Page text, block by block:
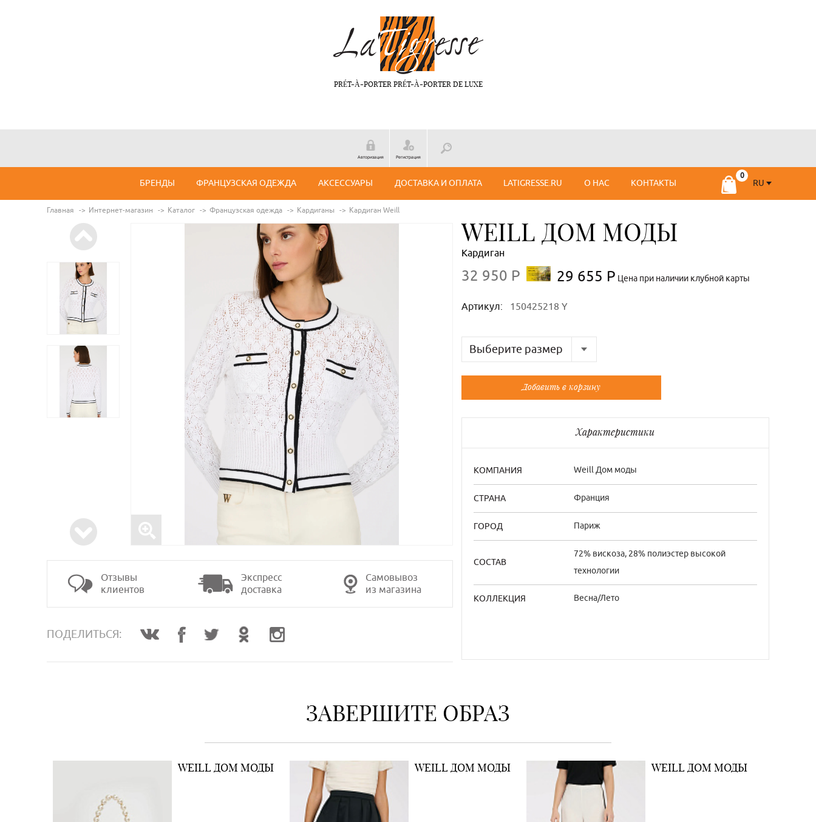
PRÉT-À-PORTER PRÉT-À-PORTER DE LUXE
Авторизация Регистрация
RU
БРЕНДЫ ФРАНЦУЗСКАЯ ОДЕЖДА АКСЕССУАРЫ ДОСТАВКА И ОПЛАТА LATIGRESSE.RU О НАС КОНТАКТЫ
Главная Интернет-магазин Каталог Французская одежда Кардиганы Кардиган Weill
Отзывы
клиентов
Экспресс
доставка
Самовывоз
из магазина
ПОДЕЛИТЬСЯ: >
WEILL ДОМ МОДЫ
Кардиган
32 950 Р 29 655 Р Цена при наличии клубной карты
Артикул: 150425218 Y
Выберите размер
Русский
Французский
46
40/2
Добавить в корзину
Характеристики
КОМПАНИЯ Weill Дом моды
СТРАНА Франция
ГОРОД Париж
СОСТАВ
72% вискоза, 28% полиэстер высокой
технологии
КОЛЛЕКЦИЯ Весна/Лето
ЗАВЕРШИТЕ ОБРАЗ
WEILL ДОМ МОДЫ WEILL ДОМ МОДЫ WEILL ДОМ МОДЫ